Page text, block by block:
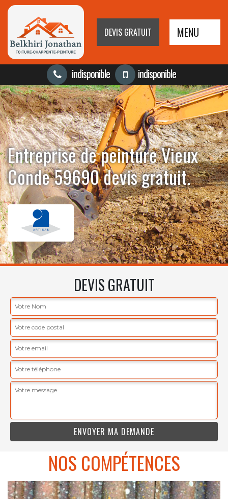
DEVIS GRATUIT MENU
indisponible indisponible
Entreprise de peinture Vieux
Conde 59690 devis gratuit.
DEVIS GRATUIT
NOS COMPÉTENCES